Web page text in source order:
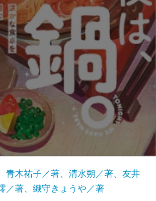
青木祐子／著、清水朔／著、友井
／著、織守きょうや／著